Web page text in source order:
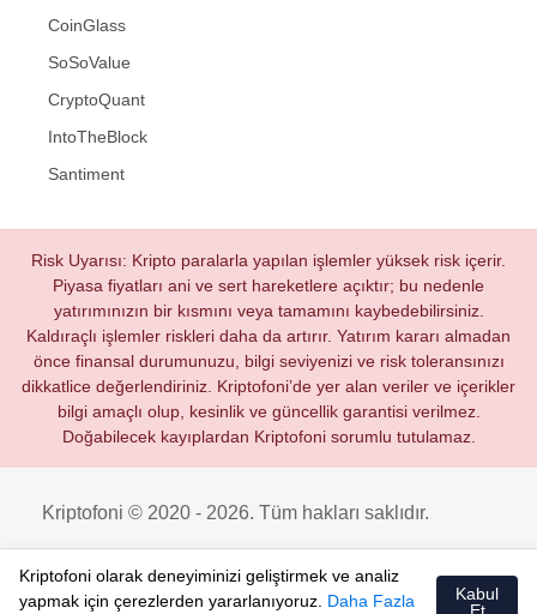
CoinGlass
SoSoValue
CryptoQuant
IntoTheBlock
Santiment
Risk Uyarısı: Kripto paralarla yapılan işlemler yüksek risk içerir.
Piyasa fiyatları ani ve sert hareketlere açıktır; bu nedenle
yatırımınızın bir kısmını veya tamamını kaybedebilirsiniz.
Kaldıraçlı işlemler riskleri daha da artırır. Yatırım kararı almadan
önce finansal durumunuzu, bilgi seviyenizi ve risk toleransınızı
dikkatlice değerlendiriniz. Kriptofoni’de yer alan veriler ve içerikler
bilgi amaçlı olup, kesinlik ve güncellik garantisi verilmez.
Doğabilecek kayıplardan Kriptofoni sorumlu tutulamaz.
Kriptofoni © 2020 - 2026. Tüm hakları saklıdır.
Kriptofoni olarak deneyiminizi geliştirmek ve analiz
yapmak için çerezlerden yararlanıyoruz. Daha Fazla
Kabul
Et